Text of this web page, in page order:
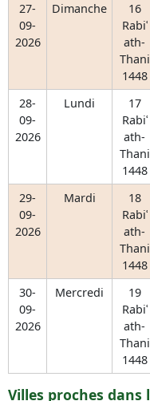
27-
09-
2026
Dimanche
16
Rabiʿ
ath-
Thani
1448
28-
09-
2026
Lundi
17
Rabiʿ
ath-
Thani
1448
29-
09-
2026
Mardi
18
Rabiʿ
ath-
Thani
1448
30-
09-
2026
Mercredi
19
Rabiʿ
ath-
Thani
1448
Villes proches